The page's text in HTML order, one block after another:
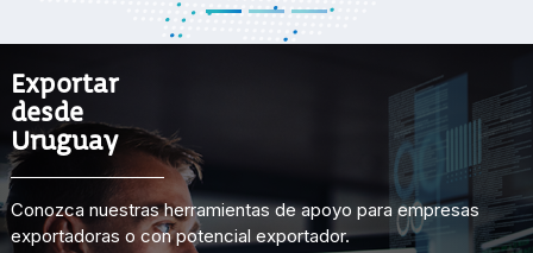
Exportar
desde
Uruguay
Conozca nuestras herramientas de apoyo para empresas
exportadoras o con potencial exportador.